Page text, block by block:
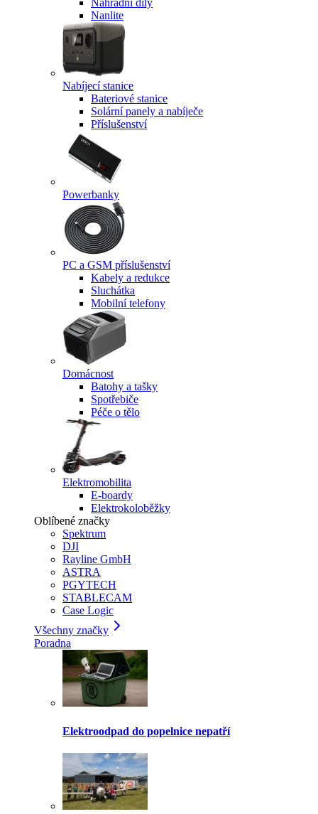
Náhradní díly
Nanlite
Nabíjecí stanice
Bateriové stanice
Solární panely a nabíječe
Příslušenství
Powerbanky
PC a GSM příslušenství
Kabely a redukce
Sluchátka
Mobilní telefony
Domácnost
Batohy a tašky
Spotřebiče
Péče o tělo
Elektromobilita
E-boardy
Elektrokoloběžky
Oblíbené značky
Spektrum
DJI
Rayline GmbH
ASTRA
PGYTECH
STABLECAM
Case Logic
Všechny značky
Poradna
Elektroodpad do popelnice nepatří